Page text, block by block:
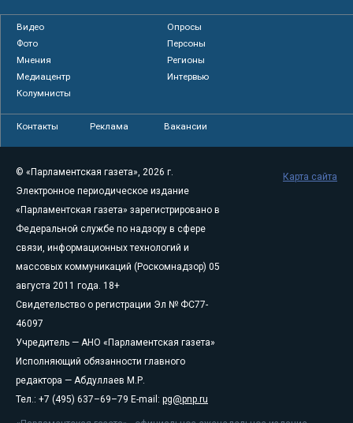
Видео
Опросы
Фото
Персоны
Мнения
Регионы
Медиацентр
Интервью
Колумнисты
Контакты Реклама Вакансии
© «Парламентская газета», 2026 г.
Электронное периодическое издание
«Парламентская газета» зарегистрировано в
Федеральной службе по надзору в сфере
связи, информационных технологий и
массовых коммуникаций (Роскомнадзор) 05
августа 2011 года. 18+
Свидетельство о регистрации Эл № ФС77-
46097
Учредитель — АНО «Парламентская газета»
Исполняющий обязанности главного
редактора — Абдуллаев М.Р.
Тел.: +7 (495) 637–69–79 E-mail: pg@pnp.ru
Карта сайта